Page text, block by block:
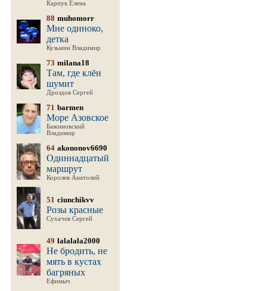
Карпук Елена
88 muhomorr
Мне одиноко,
детка
Кузьмин Владимир
73 milana18
Там, где клён
шумит
Дроздов Сергей
71 barmen
Море Азовское
Бажиновский
Владимир
64 akononov6690
Одиннадцатый
маршрут
Королев Анатолий
51 ciunchikvv
Розы красные
Сухачев Сергей
49 lalalala2000
Не бродить, не
мять в кустах
багряных
Ефимыч